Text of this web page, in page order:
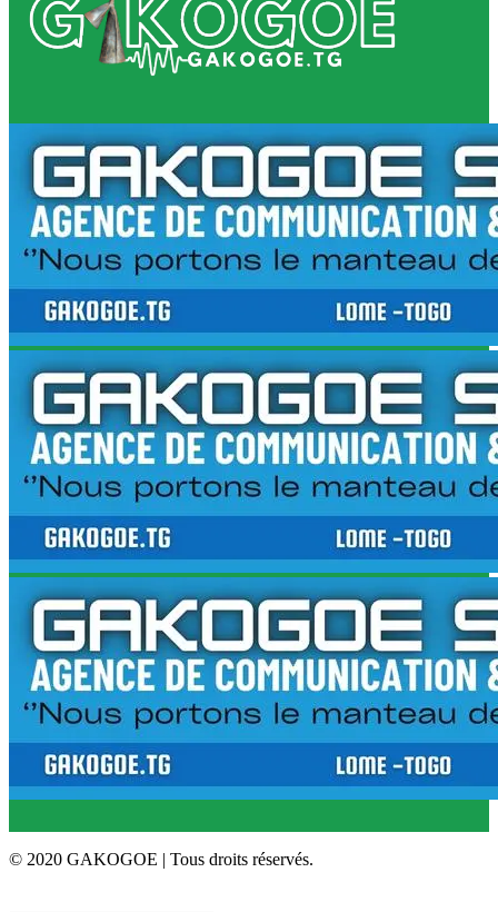
© 2020 GAKOGOE | Tous droits réservés.